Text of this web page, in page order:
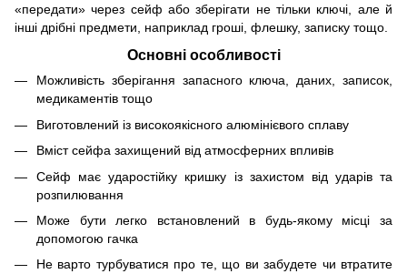
«передати» через сейф або зберігати не тільки ключі, але й
інші дрібні предмети, наприклад гроші, флешку, записку тощо.
Основні особливості
Можливість зберігання запасного ключа, даних, записок,
медикаментів тощо
Виготовлений із високоякісного алюмінієвого сплаву
Вміст сейфа захищений від атмосферних впливів
Сейф має ударостійку кришку із захистом від ударів та
розпилювання
Може бути легко встановлений в будь-якому місці за
допомогою гачка
Не варто турбуватися про те, що ви забудете чи втратите